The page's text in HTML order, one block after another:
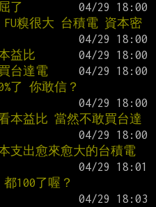
了
糗很大 台積電 資本密
益比
台達電
了 你敢信？
本益比 當然不敢買台達
支出愈來愈大的台積電
100了喔？